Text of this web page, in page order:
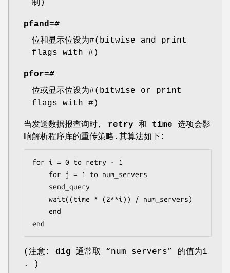
制)
pfand=#
位和显示位设为#(bitwise and print
flags with #)
pfor=#
位或显示位设为#(bitwise or print
flags with #)
当发送数据报查询时, retry 和 time 选项会影
响解析程序库的重传策略.其算法如下:
for i = 0 to retry - 1
end
(注意: dig 通常取 “num_servers” 的值为1
. )